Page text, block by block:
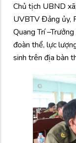
Chủ tịch UBND
UVBTV Đảng ủy,
Quang Trí
đoàn thể, lực
sinh trên địa bàn